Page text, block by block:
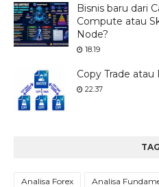
Bisnis baru dari
Compute atau
Node?
18.19
Copy Trade atau
22.37
Analisa Forex Analisa